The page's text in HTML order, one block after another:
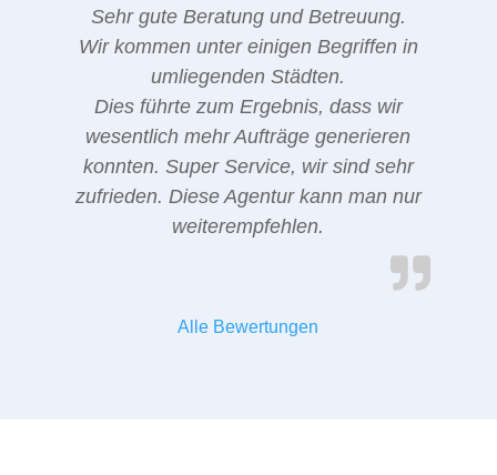
Sehr gute Beratung und Betreuung.
Wir kommen unter einigen Begriffen in
umliegenden Städten.
Dies führte zum Ergebnis, dass wir
wesentlich mehr Aufträge generieren
konnten. Super Service, wir sind sehr
zufrieden. Diese Agentur kann man nur
weiterempfehlen.
Alle Bewertungen